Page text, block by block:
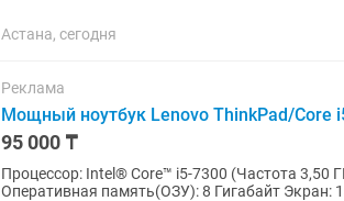
Астана, сегодня
Реклама
Мощный ноутбук Lenovo ThinkPad/Core
95 000 ₸
Процессор: Intel® Core™ i5-7300 (Частота 3,50 ГГц)
Оперативная память(ОЗУ): 8 Гигабайт Экран: 14 дюйм/Full HD(1920×1080)/IPS матрица Сенсор